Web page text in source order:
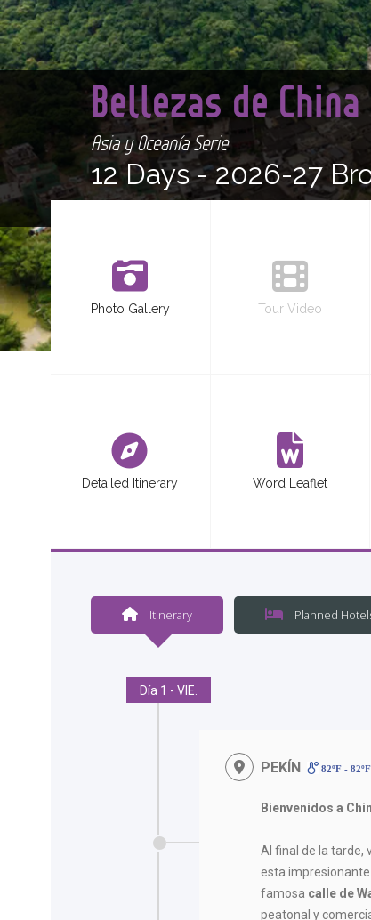
Bellezas de
Asia y Oceanía Serie
12 Days -2026-27
Photo Gallery Tour Video
Detailed Itinerary Word Leaflet
Itinerary Planned
Día 1 - VIE.
PEKÍN 82ºF - 82ºF
Bienvenidos a
Al final de la tarde,
esta
famosa calle de
peatonal y